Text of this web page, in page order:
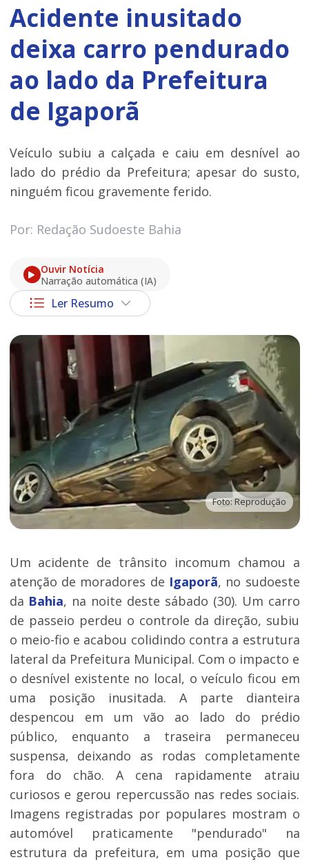
Acidente inusitado
deixa carro pendurado
ao lado da Prefeitura
de Igaporã
Veículo subiu a calçada e caiu em desnível ao
lado do prédio da Prefeitura; apesar do susto,
ninguém ficou gravemente ferido.
Por: Redação Sudoeste Bahia
Ouvir Notícia
Narração automática (IA)
Ler Resumo
Foto: Reprodução
Um acidente de trânsito incomum chamou a
atenção de moradores de Igaporã, no sudoeste
da Bahia, na noite deste sábado (30). Um carro
de passeio perdeu o controle da direção, subiu
o meio-fio e acabou colidindo contra a estrutura
lateral da Prefeitura Municipal. Com o impacto e
o desnível existente no local, o veículo ficou em
uma posição inusitada. A parte dianteira
despencou em um vão ao lado do prédio
público, enquanto a traseira permaneceu
suspensa, deixando as rodas completamente
fora do chão. A cena rapidamente atraiu
curiosos e gerou repercussão nas redes sociais.
Imagens registradas por populares mostram o
automóvel praticamente "pendurado" na
estrutura da prefeitura, em uma posição que